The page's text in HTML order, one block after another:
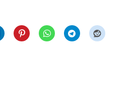
Blue